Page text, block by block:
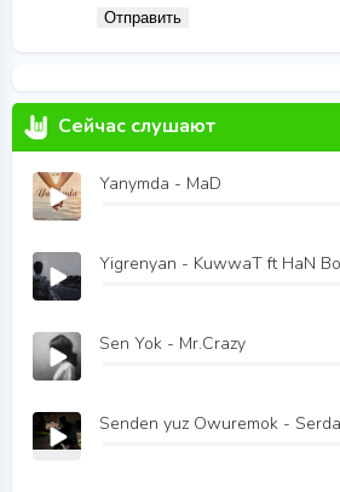
Отправить
Сейчас слушают
Yanymda - MaD
Yigrenyan - KuwwaT ft HaN
Sen Yok - Mr.Crazy
Senden yuz Owuremok -